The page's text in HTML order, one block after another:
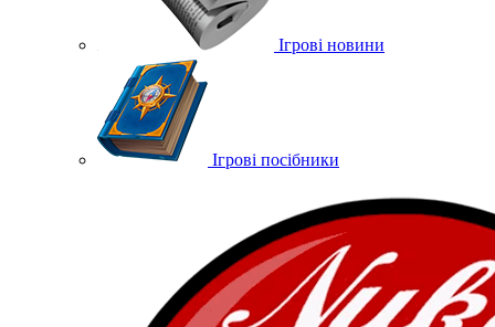
Ігрові новини
Ігрові посібники